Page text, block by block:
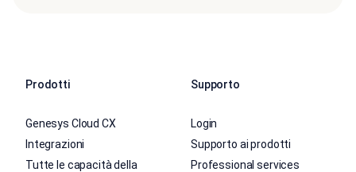
Prodotti
Genesys Cloud CX
Integrazioni
Tutte le capacità della
Supporto
Login
Supporto ai prodotti
Professional services